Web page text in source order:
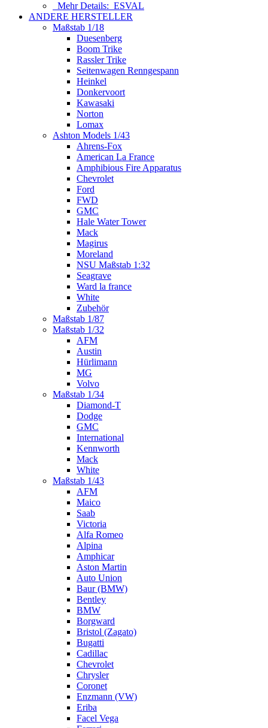
Mehr Details: ESVAL
ANDERE HERSTELLER
Maßstab 1/18
Duesenberg
Boom Trike
Rassler Trike
Seitenwagen Renngespann
Heinkel
Donkervoort
Kawasaki
Norton
Lomax
Ashton Models 1/43
Ahrens-Fox
American La France
Amphibious Fire Apparatus
Chevrolet
Ford
FWD
GMC
Hale Water Tower
Mack
Magirus
Moreland
NSU Maßstab 1:32
Seagrave
Ward la france
White
Zubehör
Maßstab 1/87
Maßstab 1/32
AFM
Austin
Hürlimann
MG
Volvo
Maßstab 1/34
Diamond-T
Dodge
GMC
International
Kennworth
Mack
White
Maßstab 1/43
AFM
Maico
Saab
Victoria
Alfa Romeo
Alpina
Amphicar
Aston Martin
Auto Union
Baur (BMW)
Bentley
BMW
Borgward
Bristol (Zagato)
Bugatti
Cadillac
Chevrolet
Chrysler
Coronet
Enzmann (VW)
Eriba
Facel Vega